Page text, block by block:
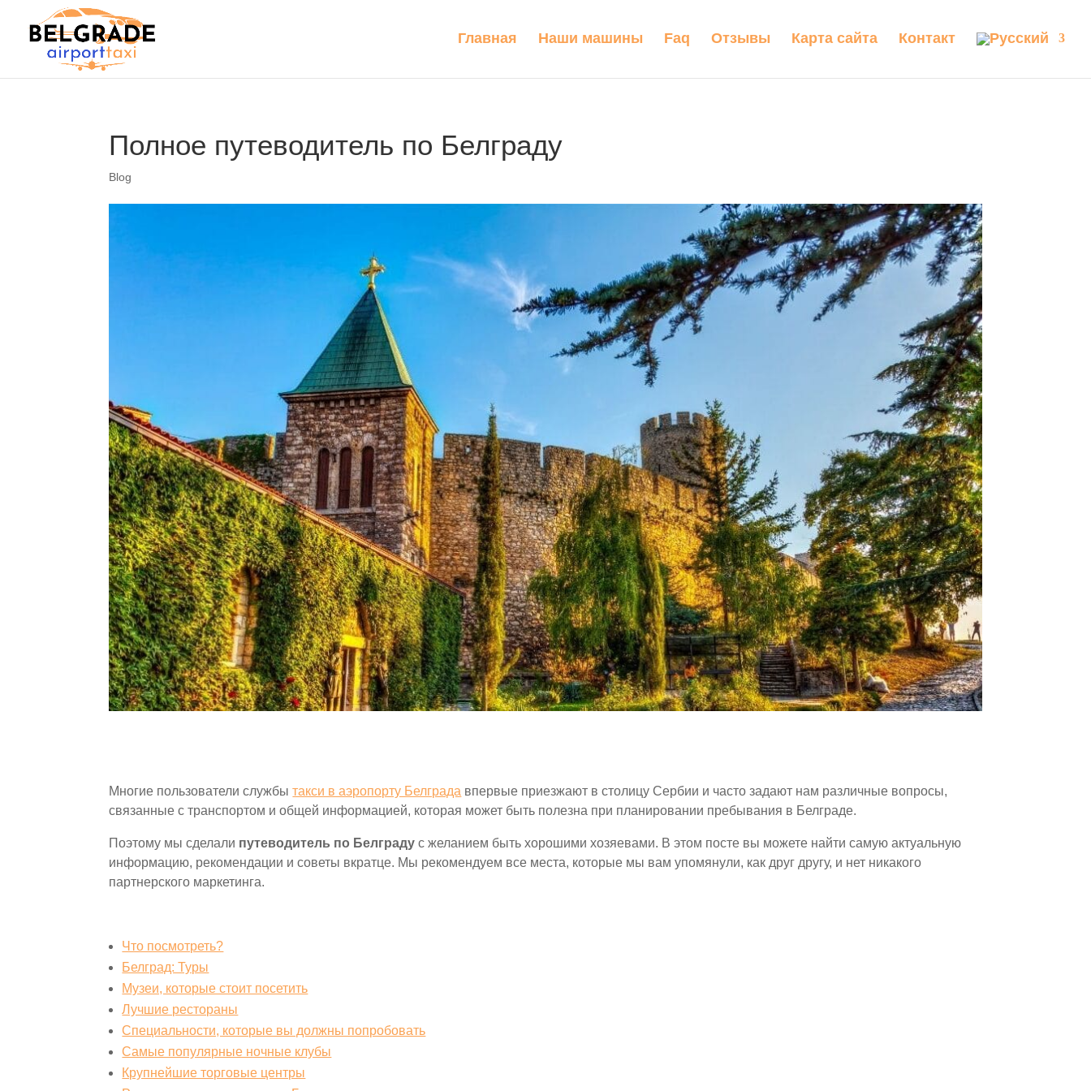
Главная Наши машины Faq Отзывы Карта сайта Контакт
Полное путеводитель по Белграду
Blog
Многие пользователи службытaкси в аэропорту Белграда впервые приезжают в столицу Сербии и часто задают нам различные вопросы,
связанные с транспортом и общей информацией, которая может быть полезна при планировании пребывания в Белграде.
Поэтому мы сделали путеводитель по Белграду с желанием быть хорошими хозяевами. В этом посте вы можете найти самую актуальную
информацию, рекомендации и советы вкратце. Мы рекомендуем все места, которые мы вам упомянули, как друг другу, и нет никакого
партнерского маркетинга.
Что посмотреть?
Белград: Туры
Музеи, которые стоит посетить
Лучшие рестораны
Специальности, которые вы должны попробовать
Самые популярные ночные клубы
Крупнейшие торговые центры